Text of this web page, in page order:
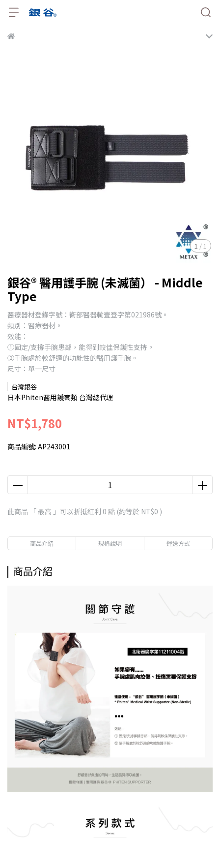
1 / 1
銀谷® 醫用護手腕 (未滅菌） - Middle
Type
醫療器材登錄字號：衛部醫器輸壹登字第021986號。
類別：醫療器材。
效能：
①固定/支撐手腕患部，能得到較佳保護性支持。
②手腕處於較舒適的功能性的醫用護手腕。
尺寸：單一尺寸
台灣銀谷
日本Phiten醫用護套類 台灣總代理
NT$1,780
商品編號: AP243001
此商品 「 最高 」可以折抵紅利 0 點 (約等於 NT$0 )
商品介紹 規格說明 運送方式
商品介紹